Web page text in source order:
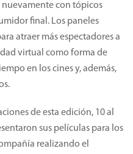
con tópicos
final. Los paneles
atraer más espectadores a
virtual como forma de
en los cines y, además,
de esta edición, 10 al
sus películas para los
realizando el